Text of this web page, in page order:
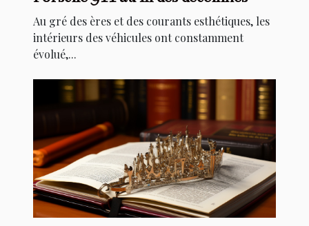
Au gré des ères et des courants esthétiques, les
intérieurs des véhicules ont constamment
évolué,...